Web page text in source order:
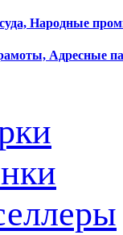
Народные
Адресные